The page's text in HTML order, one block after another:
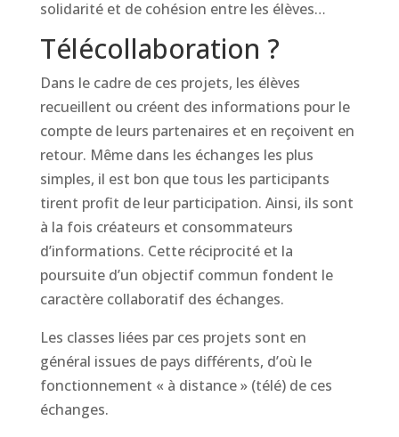
solidarité et de cohésion entre les élèves…
Télécollaboration ?
Dans le cadre de ces projets, les élèves
recueillent ou créent des informations pour le
compte de leurs partenaires et en reçoivent en
retour. Même dans les échanges les plus
simples, il est bon que tous les participants
tirent profit de leur participation. Ainsi, ils sont
à la fois créateurs et consommateurs
d’informations. Cette réciprocité et la
poursuite d’un objectif commun fondent le
caractère collaboratif des échanges.
Les classes liées par ces projets sont en
général issues de pays différents, d’où le
fonctionnement « à distance » (télé) de ces
échanges.